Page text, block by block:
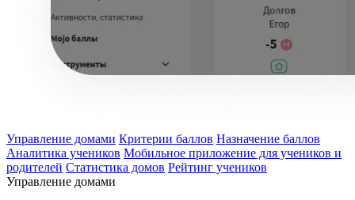
Управление домами Критерии баллов Назначение баллов
Аналитика учеников Мобильное приложение для учеников и
родителей Статистика домов Рейтинг учеников
Управление домами